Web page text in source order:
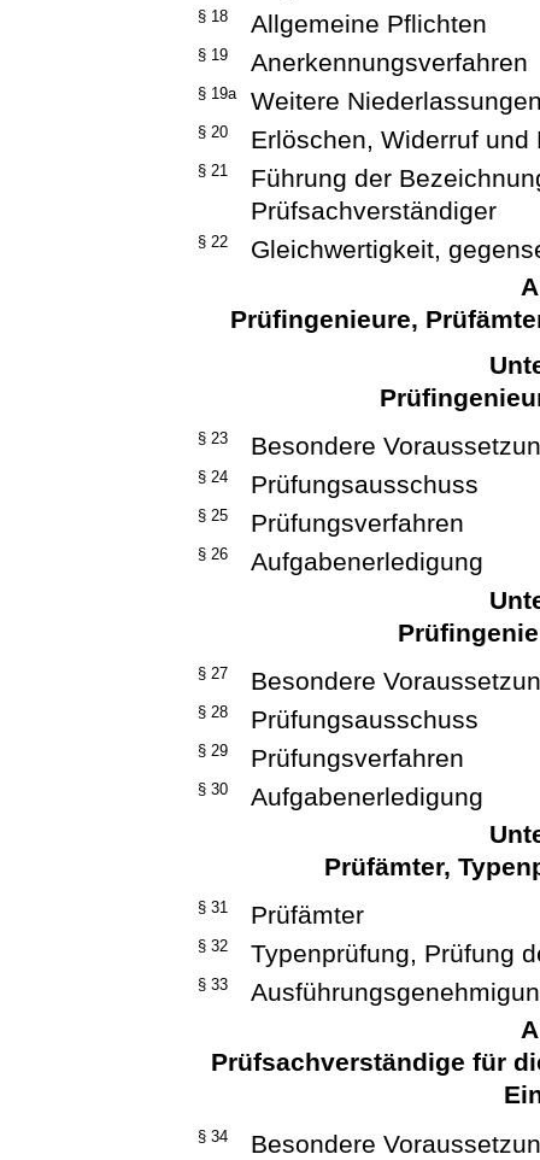
§ 18 Allgemeine Pflichten
§ 19 Anerkennungsverfahren
§ 19a Weitere
§ 20 Erlöschen, Widerruf
§ 21
Führung der
Prüfsachverständiger
§ 22
Gleichwertigkeit,
Prüfingenieure,
§ 23 Besondere
§ 24 Prüfungsausschuss
§ 25 Prüfungsverfahren
§ 26
Aufgabenerledigung
§ 27 Besondere
§ 28 Prüfungsausschuss
§ 29 Prüfungsverfahren
§ 30
Aufgabenerledigung
Prüfämter,
§ 31 Prüfämter
§ 32 Typenprüfung, Prüfung
§ 33
Prüfsachverständige für
§ 34 Besondere